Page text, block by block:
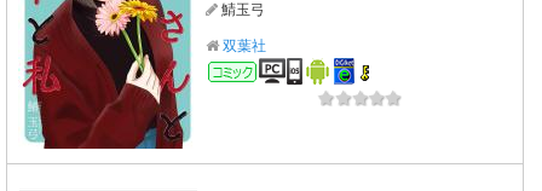
鯖玉弓
双葉社
コミック